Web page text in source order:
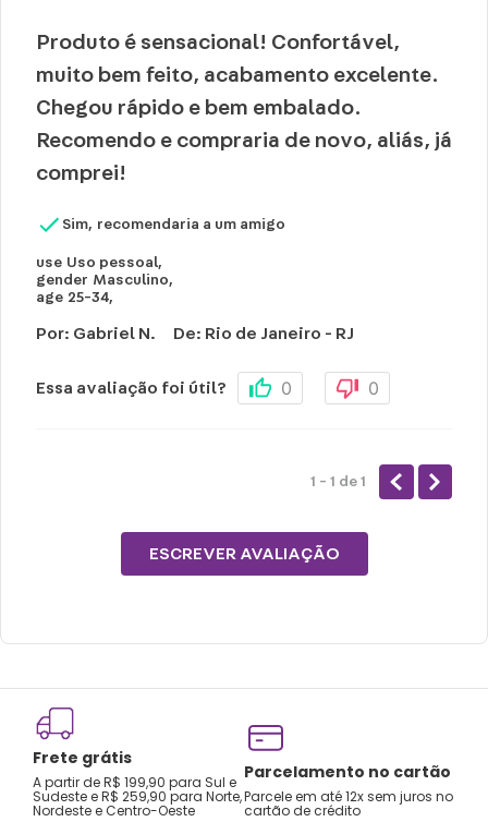
Produto é sensacional! Confortável,
muito bem feito, acabamento excelente.
Chegou rápido e bem embalado.
Recomendo e compraria de novo, aliás, já
comprei!
Sim, recomendaria a um amigo
use Uso pessoal,
gender Masculino,
age 25-34,
Por: Gabriel N. De: Rio de Janeiro - RJ
Essa avaliação foi útil? 0 0
1 - 1 de 1
ESCREVER AVALIAÇÃO
Frete grátis
A partir de R$ 199,90 para Sul e
Sudeste e R$ 259,90 para Norte,
Nordeste e Centro-Oeste
Parcelamento no cartão
Parcele em até 12x sem juros no
cartão de crédito